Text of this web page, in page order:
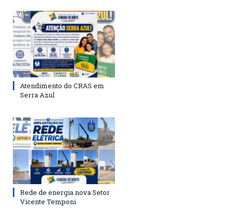
Atendimento do CRAS em
Serra Azul
Rede de energia nova Setor
Vicente Temponi